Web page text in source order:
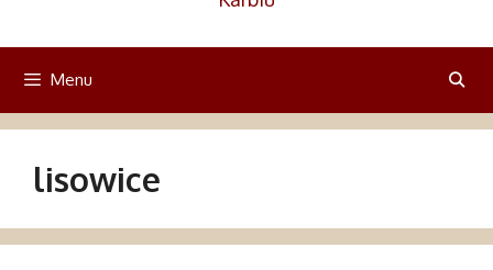
Menu
lisowice